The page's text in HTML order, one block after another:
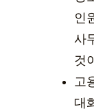
인
사
것
고
대